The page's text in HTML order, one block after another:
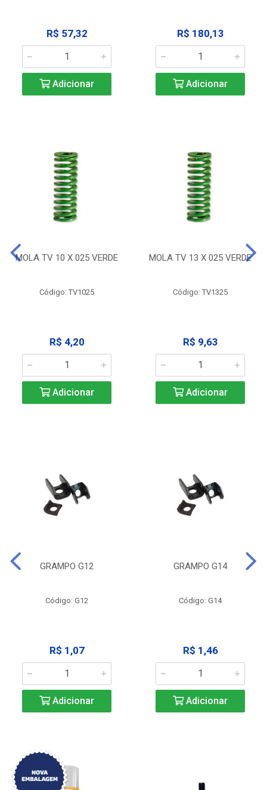
R$ 57,32
Adicionar
R$ 180,13
Adicionar
MOLA TV 10 X 025 VERDE
Código: TV1025
R$ 4,20
Adicionar
MOLA TV 13 X 025 VERDE
Código: TV1325
R$ 9,63
Adicionar
GRAMPO G12
Código: G12
R$ 1,07
Adicionar
GRAMPO G14
Código: G14
R$ 1,46
Adicionar